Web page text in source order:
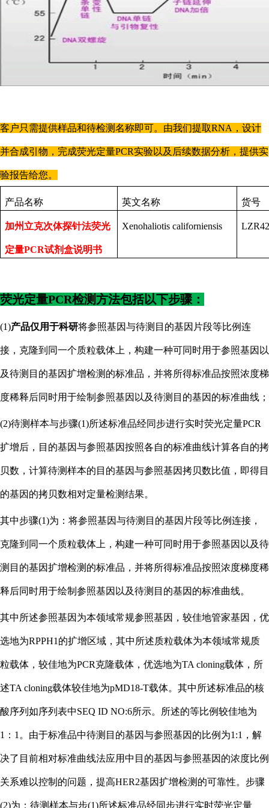
客户只需提供样品和待检测名称即可。由我们提取RNA，设计
并合成引物，完成荧光定量PCR实验以及后续数据分析，提供实
验报告给您。
产品名称 英文名称 货号
加州立克次体探针法荧光
定量PCR试剂盒说明书
Xenohaliotis californiensis
荧光定量PCR检测方法包括以下步骤：
(1)产品仅用于科研将参照基因与待测目的基因片段等比例连
接，克隆到同一个质粒载体上，构建一种可同时用于参照基因以
及待测目的基因扩增检测的标准品，并将所得标准品按照浓度梯
度稀释后同时用于绘制参照基因以及待测目的基因的标准曲线；
(2)待测样本与步骤(1)所述标准品经同步进行实时荧光定量PCR
扩增后，目的基因与参照基因按照各自的标准曲线计算各自的拷
贝数，计算待测样本的目的基因与参照基因拷贝数比值，即得目
的基因的拷贝数相对定量检测结果。
其中步骤(1)为：将参照基因与待测目的基因片段等比例连接，
克隆到同一个质粒载体上，构建一种可同时用于参照基因以及待
测目的基因扩增检测的标准品，并将所得标准品按照浓度梯度稀
释后同时用于绘制参照基因以及待测目的基因的标准曲线。
其中所述参照基因为本领域常规参照基因，较佳地管家基因，优
选地为RPPH1的扩增区域，其中所述质粒载体为本领域常规质
粒载体，较佳地为PCR克隆载体，优选地为TA cloning载体，所
述TA cloning载体较佳地为pMD18-T载体。其中所述标准品的核
酸序列如序列表中SEQ ID NO:6所示。所述的等比例较佳地为
1：1。由于标准品中待测目的基因与参照基因的比例为1:1，解
决了目前相对标准曲线法应用中目的基因与参照基因的浓度比例
关系难以控制的问题，提高HER2基因扩增检测的可靠性。步骤
(2)为：待测样本与步(1)所述标准品经同步进行实时荧光定量